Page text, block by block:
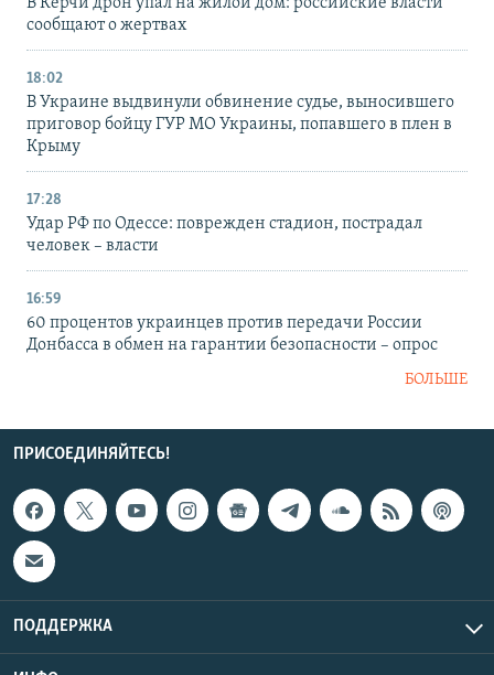
В Керчи дрон упал на жилой дом: российские власти
сообщают о жертвах
18:02
В Украине выдвинули обвинение судье, выносившего
приговор бойцу ГУР МО Украины, попавшего в плен в
Крыму
17:28
Удар РФ по Одессе: поврежден стадион, пострадал
человек – власти
16:59
60 процентов украинцев против передачи России
Донбасса в обмен на гарантии безопасности – опрос
БОЛЬШЕ
ПРИСОЕДИНЯЙТЕСЬ!
ПОДДЕРЖКА